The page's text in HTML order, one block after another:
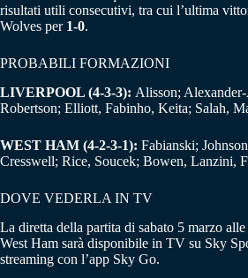
risultati utili consecutivi, tra cui l’ultima
Wolves per 1-0.
PROBABILI FORMAZIONI
LIVERPOOL (4-3-3): Alisson;
Robertson; Elliott, Fabinho, Keita; Salah,
WEST HAM (4-2-3-1): Fabianski;
Cresswell; Rice, Soucek; Bowen, Lanzini,
DOVE VEDERLA IN TV
La diretta della partita di sabato 5 marzo
West Ham sarà disponibile in TV su Sky
streaming con l’app Sky Go.